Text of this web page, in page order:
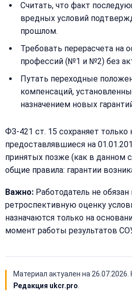
Считать, что факт
вредных условий
прошлом.
Требовать перерасчета на
профессий (№1 и №2) без
Путать переходные
компенсаций,
назначением новых
ФЗ-421 ст. 15 сохраняет
предоставлявшиеся на
принятых позже (как в данном
общие правила: гарантии
Важно: Работодатель не
ретроспективную оценку
назначаются только на
момент работы результатов
Материал актуален на 26.07.2026
Редакция ukcr.pro